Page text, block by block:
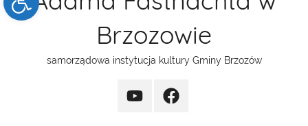
Brzozowie
samorządowa instytucja kultury Gminy Brzozów
kanal
funpage